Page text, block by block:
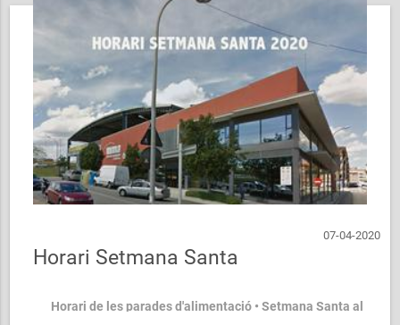
07-04-2020
Horari Setmana Santa
Horari de les parades d'alimentació • Setmana Santa al